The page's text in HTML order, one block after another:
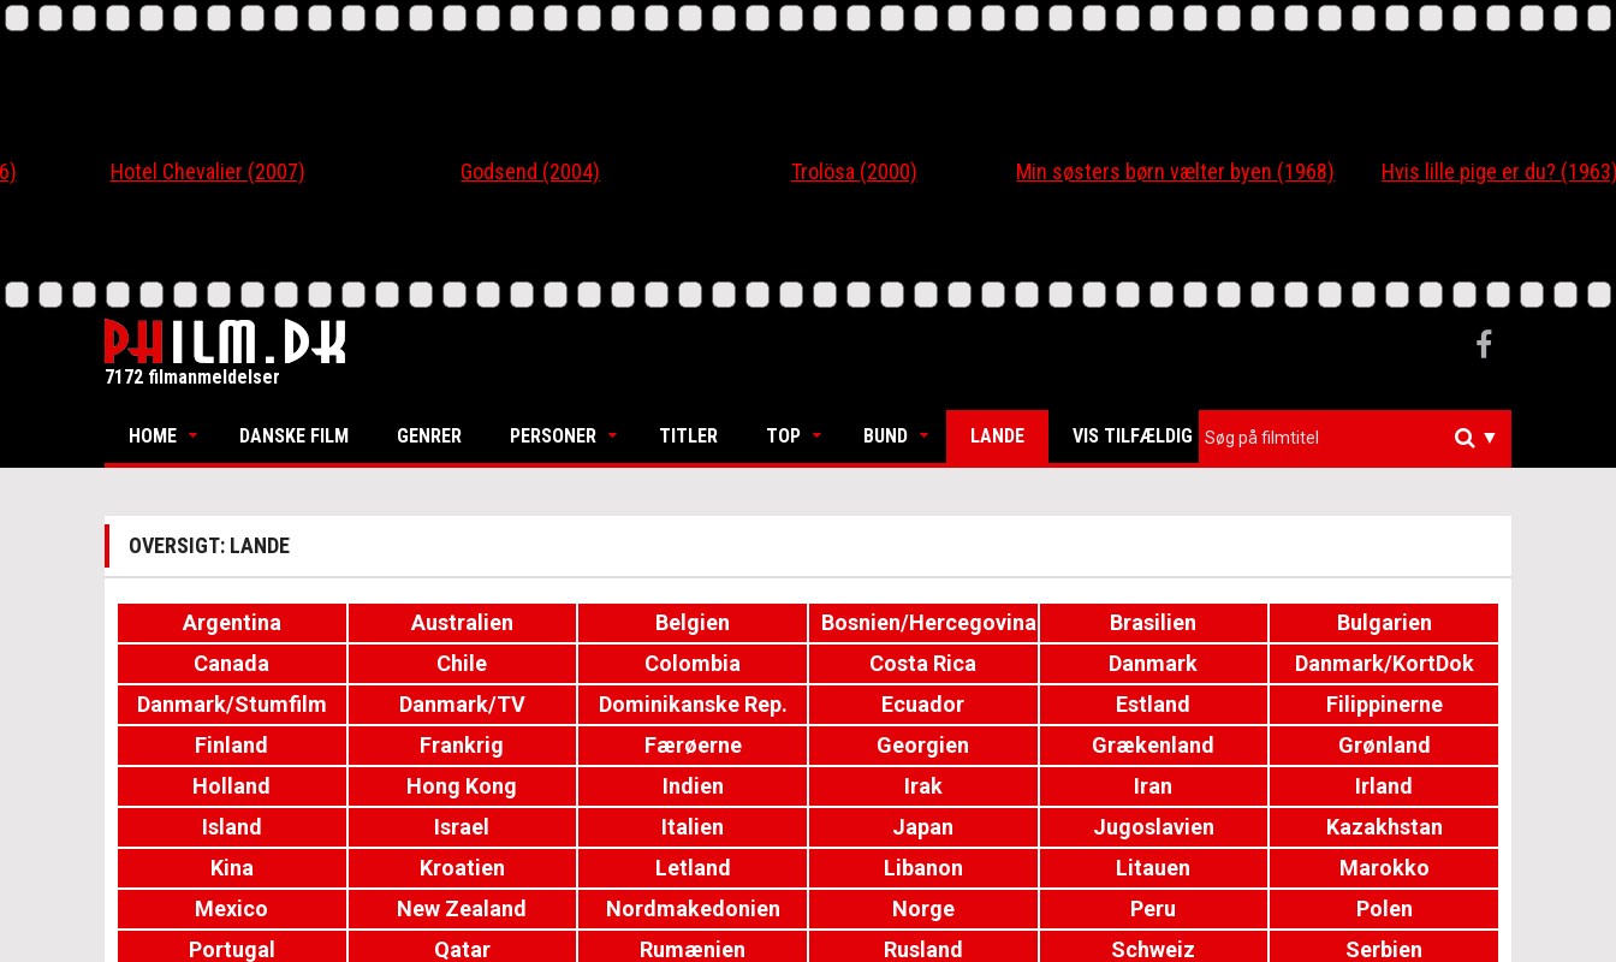
Hotel Chevalier (2007) Godsend (2004) Trolösa (2000) Min søsters børn vælter byen (1968) Hvis lille pige er du? (1963)
7172 filmanmeldelser
HOME DANSKE FILM GENRER PERSONER TITLER TOP BUND LANDE VIS TILFÆLDIG ▼
OVERSIGT: LANDE
Argentina Australien Belgien Bosnien/Hercegovina Brasilien
Bulgarien
Canada
Chile Colombia Costa Rica Danmark
Danmark/KortDok
Danmark/Stumfilm
Danmark/TV Dominikanske Rep. Ecuador Estland
Filippinerne
Finland
Frankrig Færøerne Georgien Grækenland
Grønland
Holland
Hong Kong Indien Irak Iran
Irland
Island
Israel Italien Japan Jugoslavien
Kazakhstan
Kina
Kroatien Letland Libanon Litauen
Marokko
Mexico
New Zealand Nordmakedonien Norge Peru
Polen
Portugal
Qatar Rumænien Rusland Schweiz
Serbien